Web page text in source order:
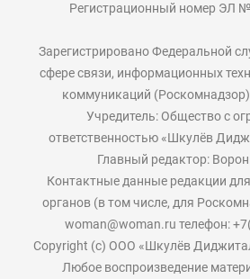
Регистрационный номер ЭЛ
Зарегистрировано Федеральной
сфере связи, информационных
коммуникаций
Учредитель: Общество с
ответственностью «Шкулёв
Главный редактор:
Контактные данные редакции
органов (в том числе, для
woman@woman.ru телефон:
Copyright (с) ООО «Шкулёв
Любое воспроизведение